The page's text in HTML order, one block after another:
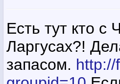
Есть тут кто с
Ларгусах?!
запасом.